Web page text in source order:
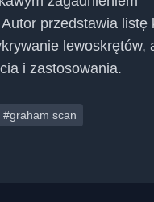
przedstawia listę
lewoskrętów,
i zastosowania.
#graham scan